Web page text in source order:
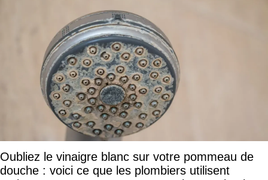
Oubliez le vinaigre blanc sur votre pommeau de
douche : voici ce que les plombiers utilisent